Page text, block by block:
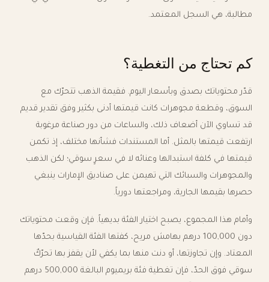
مطالبة، هي السجل المعتمد.
كم تحتاج من التغطية؟
قدّر محتوياتك بصدق وبأسعار اليوم. فقيمة الذهب تتحرّك مع
السوق، وقطعة مجوهرات كانت قيمتها أدنى بكثير وفق تقدير قديم
قد تساوي الآن أضعاف ذلك، والساعات من دور صناعة مرغوبة
ارتفعت قيمتها بالمثل. أما المستندات فشأنها مختلف، إذ تكمن
قيمتها في كلفة استبدالها وعنائه لا في سعرٍ سوقي؛ لكن الذهب
والمجوهرات والسبائك التي تهيمن على صناديق الإمارات ينبغي
حصرها بقيمها الجارية، ومراجعتها دورياً.
وأمام هذا المجموع، يصبح اختيار الفئة بديهياً. فإن وقعت محتوياتك
دون 100,000 درهم بهامش مريح، كفتها الفئة القياسية بحدّها
المعتاد. وإن تجاوزتها، أو دنت منها بما يكفي لأن يقفز بها تحرّكٌ
سوقي فوق الحدّ، فإن تغطية فئة بريميوم البالغة 500,000 درهم